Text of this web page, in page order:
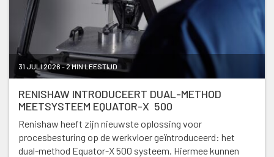
31 JULI 2026 - 2 MIN LEESTIJD
RENISHAW INTRODUCEERT DUAL-METHOD
MEETSYSTEEM EQUATOR-X 500
Renishaw heeft zijn nieuwste oplossing voor
procesbesturing op de werkvloer geïntroduceerd: het
dual-method Equator-X 500 systeem. Hiermee kunnen